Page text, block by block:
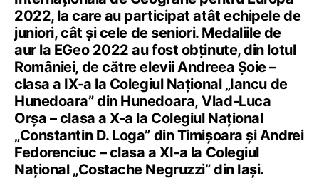
2022, la care au participat atât echipele de
juniori, cât și cele de seniori. Medaliile de
aur la EGeo 2022 au fost obținute, din lotul
României, de către elevii Andreea Șoie –
clasa a IX-a la Colegiul Național „Iancu de
Hunedoara” din Hunedoara, Vlad-Luca
Orșa – clasa a X-a la Colegiul Național
„Constantin D. Loga” din Timișoara și Andrei
Fedorenciuc – clasa a XI-a la Colegiul
Național „Costache Negruzzi” din Iași.